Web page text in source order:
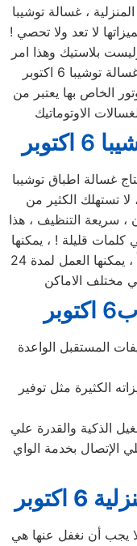
، غسالة توشيبا
لا تعد ولا تحصي !
بلاستيك وهذا امر
نادر في الغسالات الاوتوماتيك ، تتحمل غسالة توشيبا 6 اكتوبر
الخاص بها يعتبر من
6 اكتوبر لا تحتاج غسالة اطباق توشيبا
لا تستهلك الكثير من
، سريعة التنظيف ، هذا
توشيبا 6 اكتوبر في كلمات قليلة ! ، يمكنها
غسل كافة الاطباق خلال فترة وجيزة جداً ، يمكنها العمل لمدة 24
المستقبل الواعدة
الكثيرة مثل توفير
الذكية والقدرة علي
الإتصال بخدمة الواي
6 اكتوبر
لا يجب أن نغفل عنها هي